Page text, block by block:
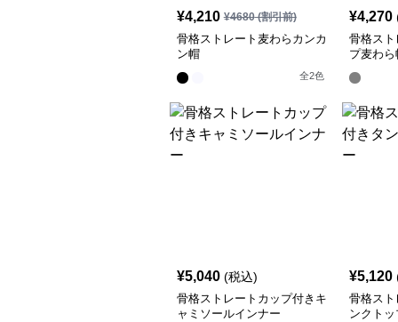
¥4,210 ¥4680(割引前)
骨格ストレート麦わらカンカ
ン帽
全2色
¥4,270
骨格スト
プ麦わら
¥5,040 (税込)
骨格ストレートカップ付きキ
ャミソールインナー
¥5,120
骨格スト
ンクト